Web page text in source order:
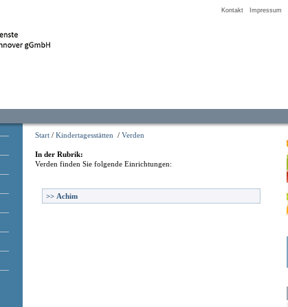
Kontakt Impressum
Start / Kindertagesstätten / Verden
In der Rubrik:
Verden finden Sie folgende Einrichtungen:
>> Achim